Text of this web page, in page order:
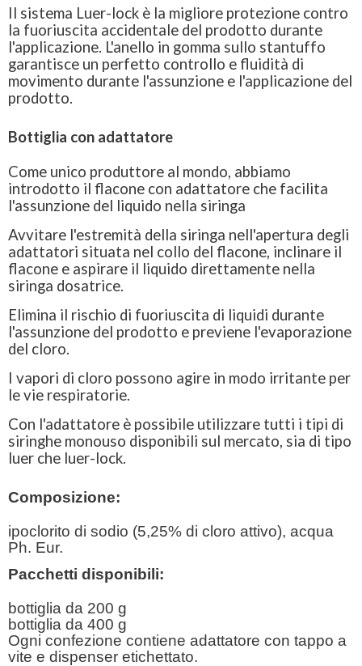
Il sistema Luer-lock è la migliore protezione contro
la fuoriuscita accidentale del prodotto durante
l'applicazione. L'anello in gomma sullo stantuffo
garantisce un perfetto controllo e fluidità di
movimento durante l'assunzione e l'applicazione del
prodotto.
Bottiglia con adattatore
Come unico produttore al mondo, abbiamo
introdotto il flacone con adattatore che facilita
l'assunzione del liquido nella siringa
Avvitare l'estremità della siringa nell'apertura degli
adattatori situata nel collo del flacone, inclinare il
flacone e aspirare il liquido direttamente nella
siringa dosatrice.
Elimina il rischio di fuoriuscita di liquidi durante
l'assunzione del prodotto e previene l'evaporazione
del cloro.
I vapori di cloro possono agire in modo irritante per
le vie respiratorie.
Con l'adattatore è possibile utilizzare tutti i tipi di
siringhe monouso disponibili sul mercato, sia di tipo
luer che luer-lock.
Composizione:
ipoclorito di sodio (5,25% di cloro attivo), acqua
Ph. Eur.
Pacchetti disponibili:
bottiglia da 200 g
bottiglia da 400 g
Ogni confezione contiene adattatore con tappo a
vite e dispenser etichettato.